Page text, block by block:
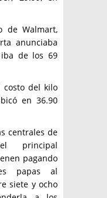
de Walmart,
anunciaba
de los 69
del kilo
en 36.90
centrales de
principal
pagando
papas al
siete y ocho